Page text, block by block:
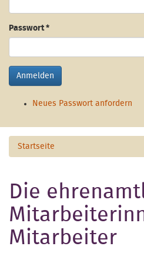
Passwort*
Anmelden
Neues Passwort anfordern
Startseite
Die
Mitarbeiter